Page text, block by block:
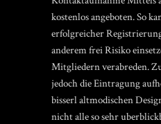
kostenlos angeboten. So
erfolgreicher
anderem frei Risiko
Mitgliedern verabreden.
jedoch die Eintragung
bisserl altmodischen
nicht alle so sehr